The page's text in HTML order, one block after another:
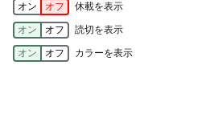
オン オフ 休載を表示
オン オフ 読切を表示
オン オフ カラーを表示